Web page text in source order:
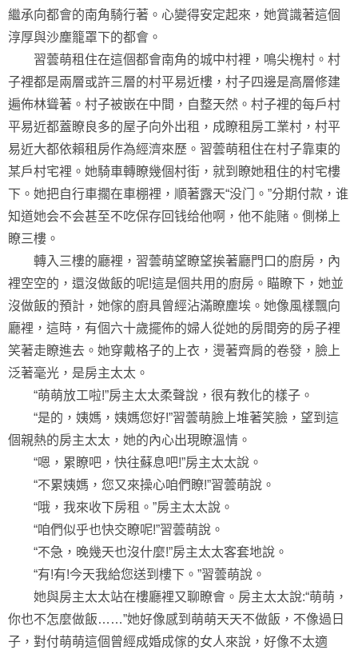
繼承向都會的南角騎行著。心變得安定起來，她賞識著這個
淳厚與沙塵籠罩下的都會。
習蕓萌租住在這個都會南角的城中村裡，鳴尖槐村。村
子裡都是兩層或許三層的村平易近樓，村子四邊是高層修建
遍佈林聳著。村子被嵌在中間，自整天然。村子裡的每戶村
平易近都蓋瞭良多的屋子向外出租，成瞭租房工業村，村平
易近大都依賴租房作為經濟來歷。習蕓萌租住在村子靠東的
某戶村宅裡。她騎車轉瞭幾個村街，就到瞭她租住的村宅樓
下。她把自行車擱在車棚裡，順著露天“没门。”分期付款，谁
知道她会不会甚至不吃保存回钱给他啊，他不能赌。側梯上
瞭三樓。
轉入三樓的廳裡，習蕓萌望瞭望挨著廳門口的廚房，內
裡空空的，還沒做飯的呢!這是個共用的廚房。瞄瞭下，她並
沒做飯的預計，她傢的廚具曾經沾滿瞭塵埃。她像風樣飄向
廳裡，這時，有個六十歲擺佈的婦人從她的房間旁的房子裡
笑著走瞭進去。她穿戴格子的上衣，燙著齊肩的卷發，臉上
泛著毫光，是房主太太。
“萌萌放工啦!”房主太太柔聲說，很有教化的樣子。
“是的，姨媽，姨媽您好!”習蕓萌臉上堆著笑臉，望到這
個親熱的房主太太，她的內心出現瞭溫情。
“嗯，累瞭吧，快往蘇息吧!”房主太太說。
“不累姨媽，您又來操心咱們瞭!”習蕓萌說。
“哦，我來收下房租。”房主太太說。
“咱們似乎也快交瞭呢!”習蕓萌說。
“不急，晚幾天也沒什麼!”房主太太客套地說。
“有!有!今天我給您送到樓下。”習蕓萌說。
她與房主太太站在樓廳裡又聊瞭會。房主太太說:“萌萌，
你也不怎麼做飯……”她好像感到萌萌天天不做飯，不像過日
子，對付萌萌這個曾經成婚成傢的女人來說，好像不太適